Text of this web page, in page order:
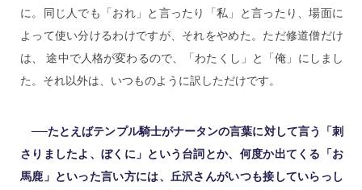
に。同じ人でも「おれ」と言ったり「私」と言ったり、場面に
よって使い分けるわけですが、それをやめた。ただ修道僧だけ
は、 途中で人格が変わるので、「わたくし」と「俺」にしまし
た。それ以外は、いつものように訳しただけです。
──たとえばテンプル騎士がナータンの言葉に対して言う「刺
さりましたよ、ぼくに」という台詞とか、何度か出てくる「お
馬鹿」といった言い方には、丘沢さんがいつも接していらっし